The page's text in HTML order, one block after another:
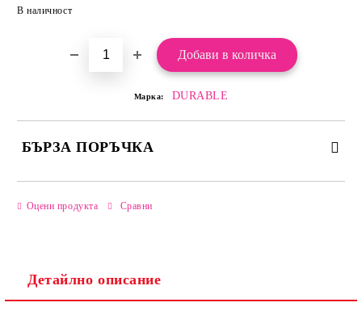
В наличност
Марка: DURABLE
БЪРЗА ПОРЪЧКА
Ние ще се свържем с вас в рамките на работния ден.
Оцени продукта Сравни
Детайлно описание